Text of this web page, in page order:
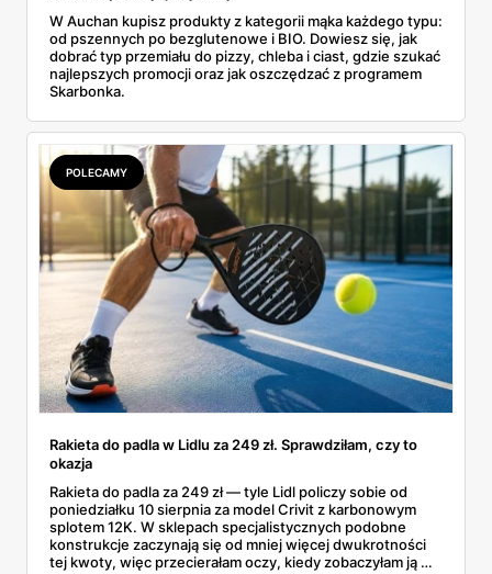
W Auchan kupisz produkty z kategorii mąka każdego typu:
od pszennych po bezglutenowe i BIO. Dowiesz się, jak
dobrać typ przemiału do pizzy, chleba i ciast, gdzie szukać
najlepszych promocji oraz jak oszczędzać z programem
Skarbonka.
POLECAMY
Rakieta do padla w Lidlu za 249 zł. Sprawdziłam, czy to
okazja
Rakieta do padla za 249 zł — tyle Lidl policzy sobie od
poniedziałku 10 sierpnia za model Crivit z karbonowym
splotem 12K. W sklepach specjalistycznych podobne
konstrukcje zaczynają się od mniej więcej dwukrotności
tej kwoty, więc przecierałam oczy, kiedy zobaczyłam ją w